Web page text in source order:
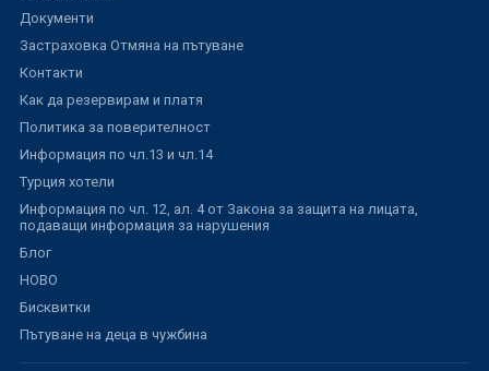
Документи
Застраховка Отмяна на пътуване
Контакти
Как да резервирам и платя
Политика за поверителност
Информация по чл.13 и чл.14
Турция хотели
Информация по чл. 12, ал. 4 от Закона за защита на лицата,
подаващи информация за нарушения
Блог
НОВО
Бисквитки
Пътуване на деца в чужбина